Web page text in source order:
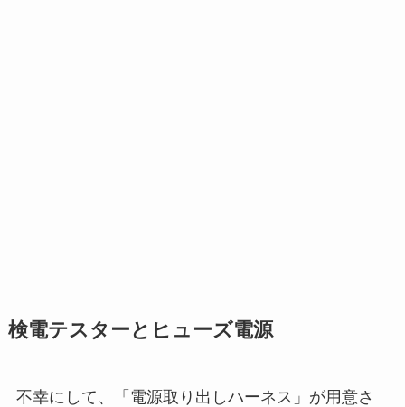
検電テスターとヒューズ電源
不幸にして、「電源取り出しハーネス」が用意さ